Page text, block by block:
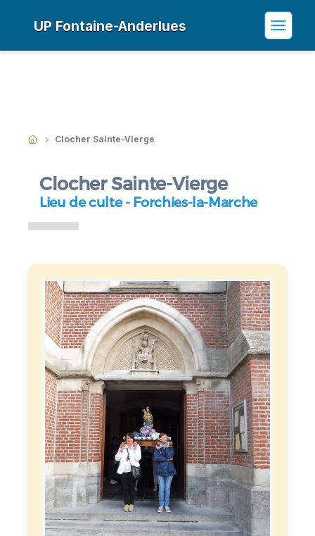
UP Fontaine-Anderlues
Clocher Sainte-Vierge
Clocher Sainte-Vierge
Lieu de culte - Forchies-la-Marche